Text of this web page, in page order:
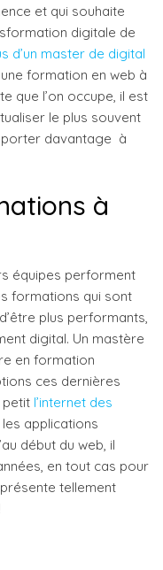
et qui souhaite
digitale de
d’un master de digital
formation en web à
que l’on occupe, il est
le plus souvent
davantage à
à
équipes performent
formations qui sont
plus performants,
digital. Un mastère
en formation
ces dernières
petit l’internet des
applications
début du web, il
en tout cas pour
tellement